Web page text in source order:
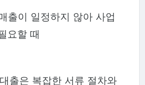
출이 일정하지 않아 사업
요할 때
출은 복잡한 서류 절차와